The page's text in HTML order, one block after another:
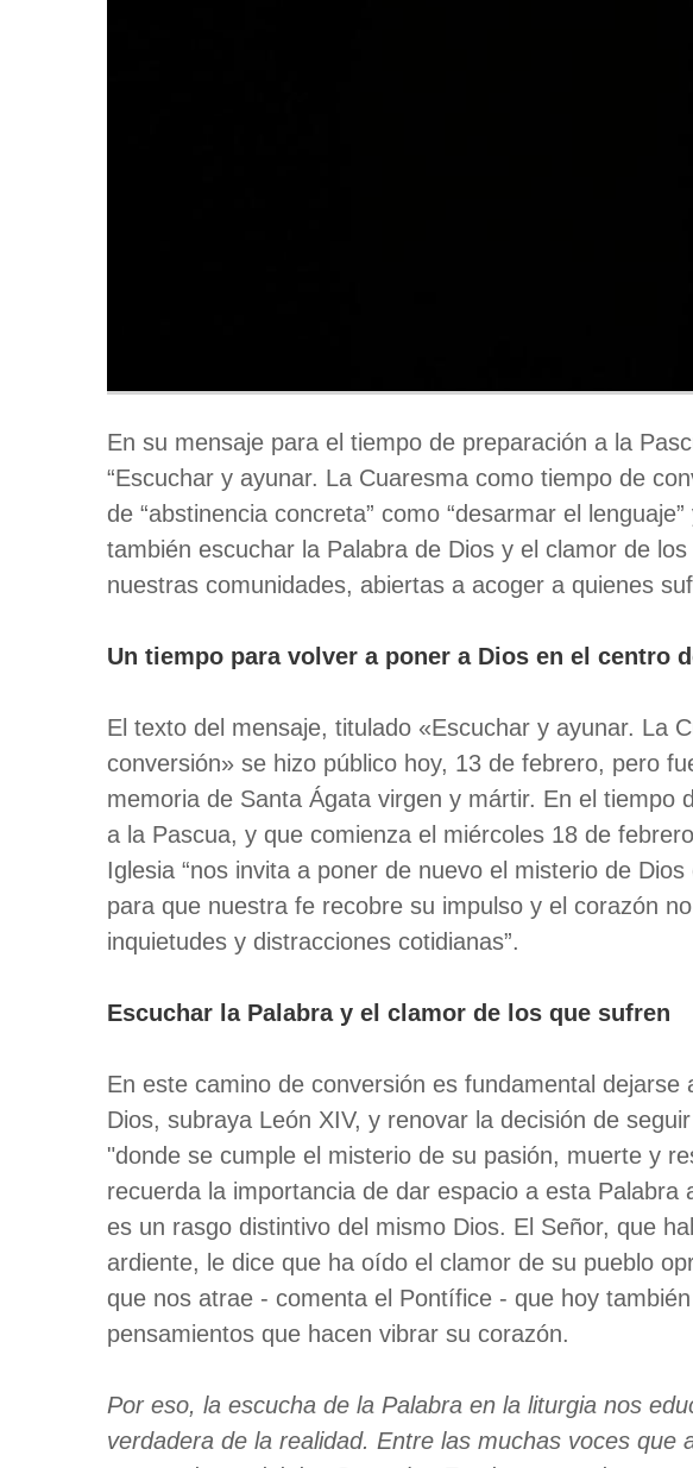
En su mensaje para el tiempo de preparación a la
“Escuchar y ayunar. La Cuaresma como tiempo de
de “abstinencia concreta” como “desarmar el
también escuchar la Palabra de Dios y el clamor de
nuestras comunidades, abiertas a acoger a quienes
Un tiempo para volver a poner a Dios en el centro
El texto del mensaje, titulado «Escuchar y ayunar. La
conversión» se hizo público hoy, 13 de febrero, pero
memoria de Santa Ágata virgen y mártir. En el tiempo
a la Pascua, y que comienza el miércoles 18 de
Iglesia “nos invita a poner de nuevo el misterio de
para que nuestra fe recobre su impulso y el corazón
inquietudes y distracciones cotidianas”.
Escuchar la Palabra y el clamor de los que sufren
En este camino de conversión es fundamental dejarse
Dios, subraya León XIV, y renovar la decisión de
"donde se cumple el misterio de su pasión, muerte y
recuerda la importancia de dar espacio a esta Palabra
es un rasgo distintivo del mismo Dios. El Señor, que
ardiente, le dice que ha oído el clamor de su pueblo
que nos atrae - comenta el Pontífice - que hoy
pensamientos que hacen vibrar su corazón.
Por eso, la escucha de la Palabra en la liturgia nos
verdadera de la realidad. Entre las muchas voces que